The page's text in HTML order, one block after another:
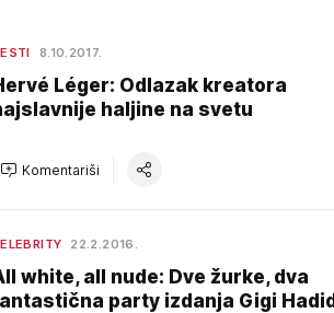
8.10.2017.
Léger: Odlazak kreatora
haljine na svetu
Komentariši
22.2.2016.
white, all nude: Dve žurke, dva
party izdanja Gigi Hadid